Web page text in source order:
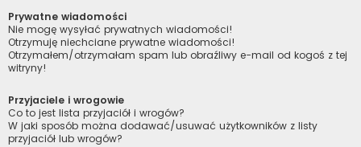
Prywatne wiadomości
Nie mogę wysyłać prywatnych wiadomości!
Otrzymuję niechciane prywatne wiadomości!
Otrzymałem/otrzymałam spam lub obraźliwy e-mail od kogoś z tej
witryny!
Przyjaciele i wrogowie
Co to jest lista przyjaciół i wrogów?
W jaki sposób można dodawać/usuwać użytkowników z listy
przyjaciół lub wrogów?